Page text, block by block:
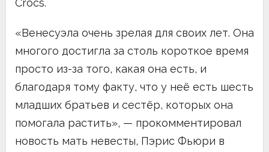
Crocs.
«Венесуэла очень зрелая для своих лет. Она
многого достигла за столь короткое время
просто из-за того, какая она есть, и
благодаря тому факту, что у неё есть шесть
младших братьев и сестёр, которых она
помогала растить», — прокомментировал
новость мать невесты, Пэрис Фьюри в